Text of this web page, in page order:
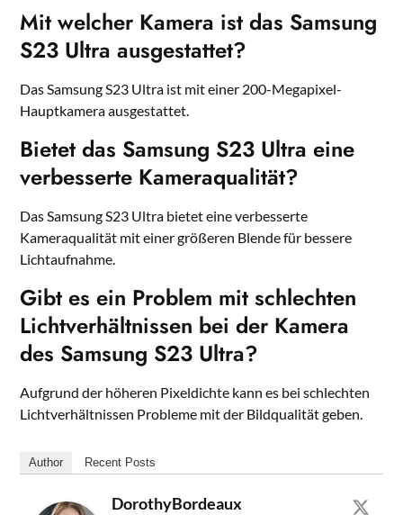
Mit welcher Kamera ist das Samsung
S23 Ultra ausgestattet?
Das Samsung S23 Ultra ist mit einer 200-Megapixel-
Hauptkamera ausgestattet.
Bietet das Samsung S23 Ultra eine
verbesserte Kameraqualität?
Das Samsung S23 Ultra bietet eine verbesserte
Kameraqualität mit einer größeren Blende für bessere
Lichtaufnahme.
Gibt es ein Problem mit schlechten
Lichtverhältnissen bei der Kamera
des Samsung S23 Ultra?
Aufgrund der höheren Pixeldichte kann es bei schlechten
Lichtverhältnissen Probleme mit der Bildqualität geben.
Author Recent Posts
DorothyBordeaux